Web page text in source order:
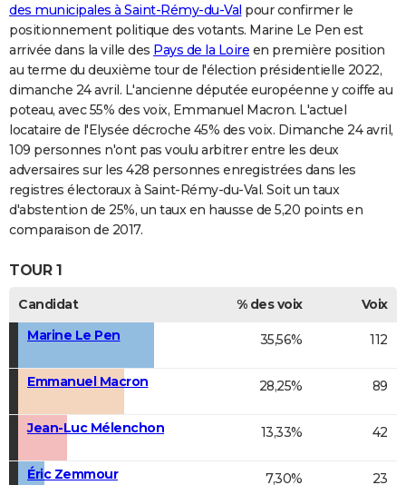
des municipales à Saint-Rémy-du-Val pour confirmer le
positionnement politique des votants. Marine Le Pen est
arrivée dans la ville des Pays de la Loire en première position
au terme du deuxième tour de l'élection présidentielle 2022,
dimanche 24 avril. L'ancienne députée européenne y coiffe au
poteau, avec 55% des voix, Emmanuel Macron. L'actuel
locataire de l'Elysée décroche 45% des voix. Dimanche 24 avril,
109 personnes n'ont pas voulu arbitrer entre les deux
adversaires sur les 428 personnes enregistrées dans les
registres électoraux à Saint-Rémy-du-Val. Soit un taux
d'abstention de 25%, un taux en hausse de 5,20 points en
comparaison de 2017.
TOUR 1
Candidat % des voix
Voix
Marine Le Pen
35,56% 112
Emmanuel Macron 28,25% 89
Jean-Luc Mélenchon 13,33% 42
Éric Zemmour 7,30% 23